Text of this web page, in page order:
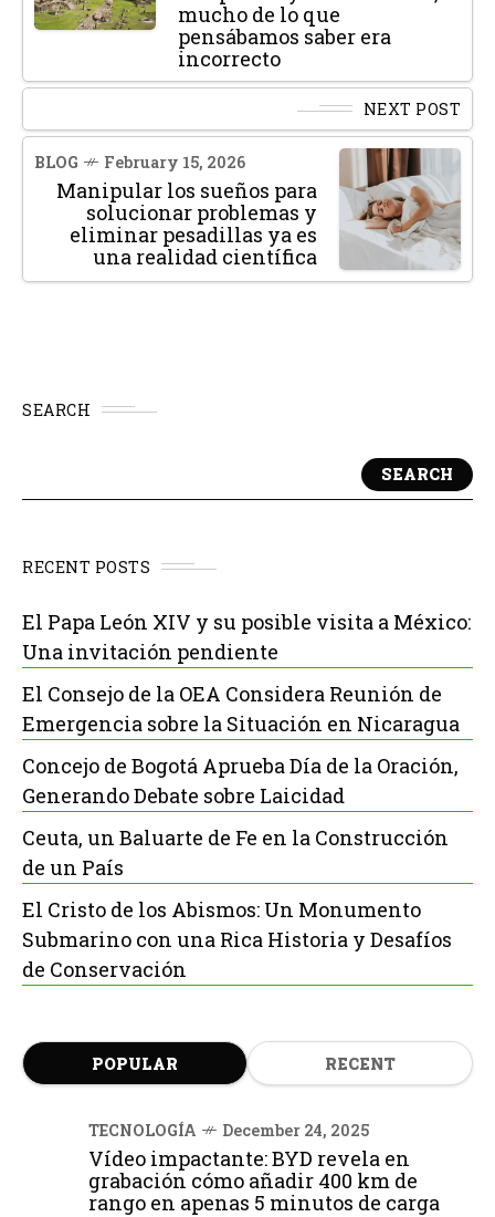
mucho de lo que
pensábamos saber era
incorrecto
NEXT POST
BLOG February 15, 2026
Manipular los sueños para
solucionar problemas y
eliminar pesadillas ya es
una realidad científica
SEARCH
SEARCH
RECENT POSTS
El Papa León XIV y su posible visita a México:
Una invitación pendiente
El Consejo de la OEA Considera Reunión de
Emergencia sobre la Situación en Nicaragua
Concejo de Bogotá Aprueba Día de la Oración,
Generando Debate sobre Laicidad
Ceuta, un Baluarte de Fe en la Construcción
de un País
El Cristo de los Abismos: Un Monumento
Submarino con una Rica Historia y Desafíos
de Conservación
POPULAR RECENT
TECNOLOGÍA December 24, 2025
Vídeo impactante: BYD revela en
grabación cómo añadir 400 km de
rango en apenas 5 minutos de carga